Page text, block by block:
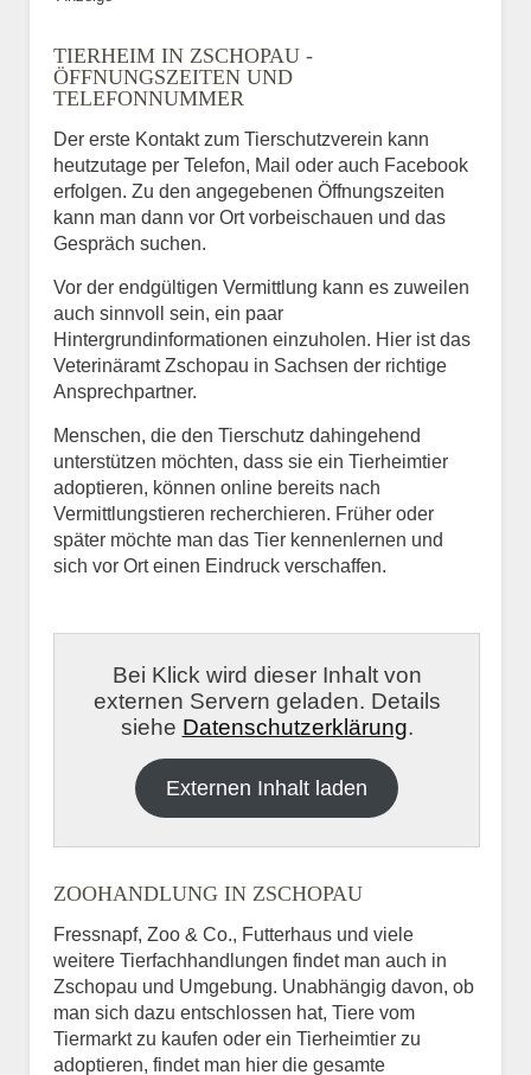
TIERHEIM IN ZSCHOPAU -
ÖFFNUNGSZEITEN UND
TELEFONNUMMER
Der erste Kontakt zum Tierschutzverein kann
heutzutage per Telefon, Mail oder auch Facebook
erfolgen. Zu den angegebenen Öffnungszeiten
kann man dann vor Ort vorbeischauen und das
Gespräch suchen.
Vor der endgültigen Vermittlung kann es zuweilen
auch sinnvoll sein, ein paar
Hintergrundinformationen einzuholen. Hier ist das
Veterinäramt Zschopau in Sachsen der richtige
Ansprechpartner.
Menschen, die den Tierschutz dahingehend
unterstützen möchten, dass sie ein Tierheimtier
adoptieren, können online bereits nach
Vermittlungstieren recherchieren. Früher oder
später möchte man das Tier kennenlernen und
sich vor Ort einen Eindruck verschaffen.
Bei Klick wird dieser Inhalt von
externen Servern geladen. Details
siehe Datenschutzerklärung.
Externen Inhalt laden
ZOOHANDLUNG IN ZSCHOPAU
Fressnapf, Zoo & Co., Futterhaus und viele
weitere Tierfachhandlungen findet man auch in
Zschopau und Umgebung. Unabhängig davon, ob
man sich dazu entschlossen hat, Tiere vom
Tiermarkt zu kaufen oder ein Tierheimtier zu
adoptieren, findet man hier die gesamte